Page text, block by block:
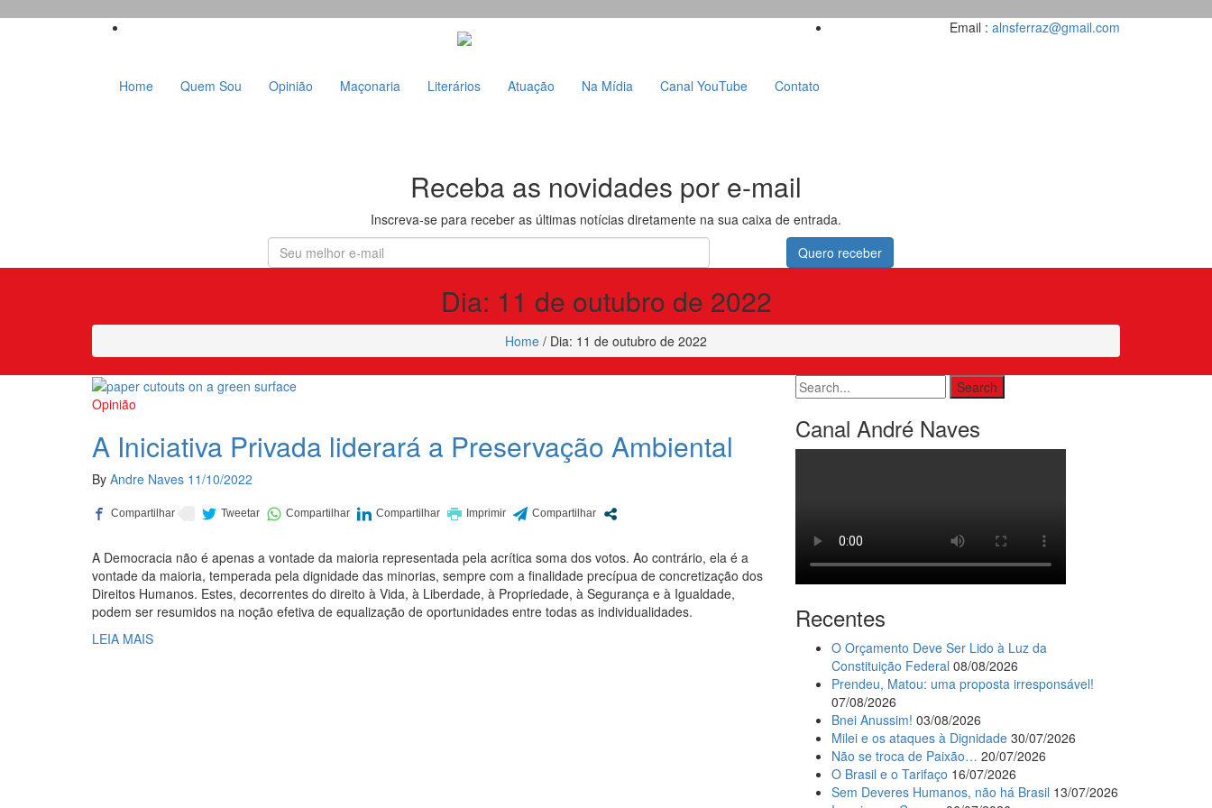
Email : alnsferraz@gmail.com
Home Quem Sou Opinião Maçonaria Literários Atuação Na Mídia Canal YouTube Contato
Receba as novidades por e-mail
Inscreva-se para receber as últimas notícias diretamente na sua caixa de entrada.
Quero receber
Dia: 11 de outubro de 2022
Home / Dia: 11 de outubro de 2022
Opinião
A Iniciativa Privada liderará a Preservação Ambiental
By Andre Naves 11/10/2022
A Democracia não é apenas a vontade da maioria representada pela acrítica soma dos votos. Ao contrário, ela é a
vontade da maioria, temperada pela dignidade das minorias, sempre com a finalidade precípua de concretização dos
Direitos Humanos. Estes, decorrentes do direito à Vida, à Liberdade, à Propriedade, à Segurança e à Igualdade,
podem ser resumidos na noção efetiva de equalização de oportunidades entre todas as individualidades.
LEIA MAIS
Canal André Naves
Recentes
O Orçamento Deve Ser Lido à Luz da
Constituição Federal 08/08/2026
Prendeu, Matou: uma proposta irresponsável!
07/08/2026
Bnei Anussim! 03/08/2026
Milei e os ataques à Dignidade 30/07/2026
Não se troca de Paixão… 20/07/2026
O Brasil e o Tarifaço 16/07/2026
Sem Deveres Humanos, não há Brasil 13/07/2026